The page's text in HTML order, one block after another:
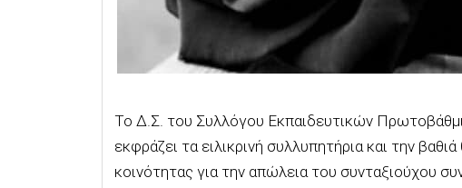
Το Δ.Σ. του Συλλόγου Εκπαιδευτικών
εκφράζει τα ειλικρινή συλλυπητήρια και την
κοινότητας για την απώλεια τoυ συνταξιούχου